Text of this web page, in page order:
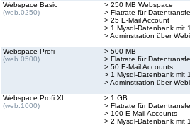
Webspace Basic
(web.0250)
> 250 MB Webspace
> Flatrate für
> 25 E-Mail Account
> 1 Mysql-Datenbank mit
> Adminstration über
Webspace Profi
(web.0500)
> 500 MB
> Flatrate für
> 50 E-Mail Accounts
> 1 Mysql-Datenbank mit
> Adminstration über
Webspace Profi XL
(web.1000)
> 1 GB
> Flatrate für
> 100 E-Mail Accounts
> 2 Mysql-Datenbank mit